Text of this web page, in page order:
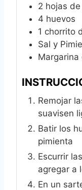
2 hojas
4 huevos
1 chorrito
Sal y
Margarina
Remojar
suavisen
Batir los
pimienta
Escurrir
agregar a
En un